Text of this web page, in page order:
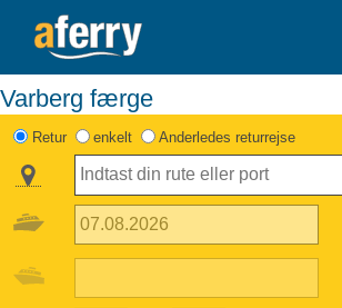
Varberg færge
Retur enkelt Anderledes returrejse